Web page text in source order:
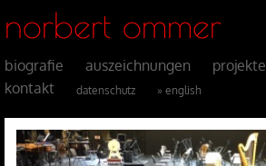
norbert ommer
biografie auszeichnungen projekte
kontakt
datenschutz » english